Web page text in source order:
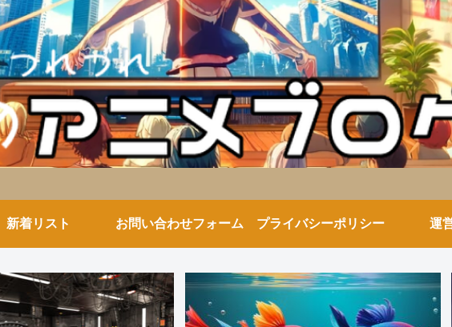
新着リスト お問い合わせフォーム プライバシーポリシー 運